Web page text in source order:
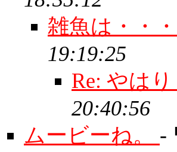
雑魚は・・
19:19:25
Re: やは
20:40:56
ムービーね。 -